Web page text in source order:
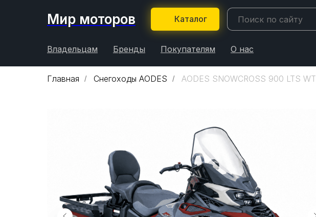
Мир моторов Каталог
Владельцам Бренды Покупателям О нас
Главная / Снегоходы AODES / AODES SNOWCROSS 900 LTS WT